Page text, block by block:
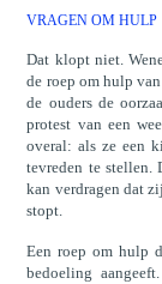
VRAGEN OM HULP
Dat klopt niet.
de roep om hulp
de ouders de
protest van een
overal: als ze een
tevreden te stellen.
kan verdragen dat
stopt.
Een roep om hulp
bedoeling